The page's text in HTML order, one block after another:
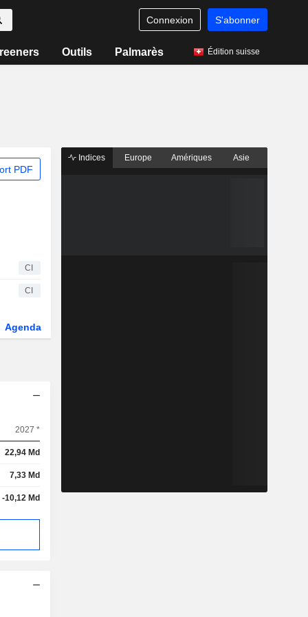
Connexion S'abonner
Outils Palmarès Édition suisse
PDF
CI
CI
Agenda
2027 *
22,94 Md
7,33 Md
-10,12 Md
Indices Europe Amériques Asie